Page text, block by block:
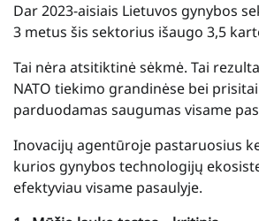
Dar 2023-aisiais Lietuvos gynybos
3 metus šis sektorius išaugo 3,5
Tai nėra atsitiktinė sėkmė. Tai
NATO tiekimo grandinėse bei
parduodamas saugumas visame
Inovacijų agentūroje pastaruosius
kurios gynybos technologijų
efektyviau visame pasaulyje.